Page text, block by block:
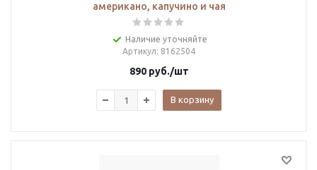
американо, капучино и чая
Наличие уточняйте
Артикул: 8162504
890руб./шт
В корзину